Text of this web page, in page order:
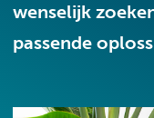
wenselijk
passende